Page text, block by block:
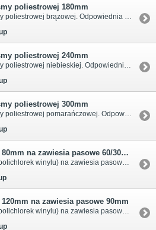
poliestrowej 180mm
poliestrowej 240mm
poliestrowej 300mm
Ochrona PVC 80mm na zawiesia pasowe 60/30mm
na zawiesia pasowe 90mm